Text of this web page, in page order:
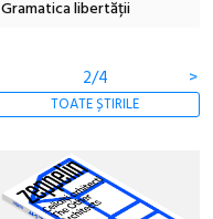
Gramatica libertății
2/4 >
TOATE ȘTIRILE